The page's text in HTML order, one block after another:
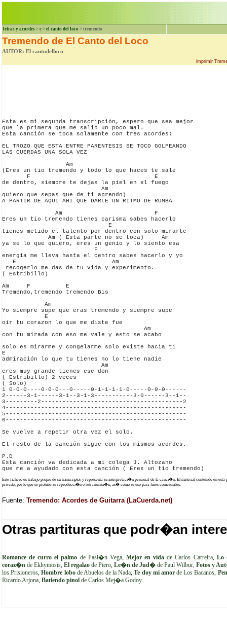
letras y acordes > c > el canto del loco > tremendo
Tremendo de El Canto del Loco
AUTOR: El cantodelloco
imprimir
Esta es mi segunda transcripción, espero que sea mejor
que la primera que me salió un poco mal.
Esta canción se toca solamente con tres acordes:
EL TROZO QUE ESTA ENTRE PARENTESIS SE TOCO GOLPEANDO
LAS CUERDAS UNA SOLA VEZ
                  Am
(Eres un tio tremendo y todo lo que haces te sale
       F                                   E
de dentro, siempre te dejas la piel en el fuego
                            Am
quiero que sepas que de ti aprendo)
A PARTIR DE AQUI AHI QUE DARLE UN RITMO DE RUMBA
               Am                          F
Eres un tio tremendo tienes carisma sabes hacerlo
                              E
tienes metido el talento por dentro con solo mirarte
             Am ( Esta parte no se toca)     Am
ya se lo que quiero, eres un genio y lo siento esa
                          F
energia me lleva hasta el centro sabes hacerlo y yo
   E                           Am
recogerlo me das de tu vida y experimento.
( Estribillo)
Am     F          E
Tremendo,tremendo tremendo Bis
            Am
Yo siempre supe que eras tremendo y siempre supe
            E
oir tu corazon lo que me diste fue
                                        Am
con tu mirada con eso me vale y esto se acabo
solo es mirarme y congelarme solo existe hacia ti
E
admiración lo que tu tienes no lo tiene nadie
                            Am
eres muy grande tienes ese don
( Estribillo) 2 veces
( Solo)
1 0-0-0----0-0-0---0-----0-1-1-1-1-0-----0-0-0------
2------3-1------3-1--3-1-3-----------3-0------3--1--
3---------2----------------------------------------2
4---------------------------------------------------
5---------------------------------------------------
6---------------------------------------------------
Se vuelve a repetir otra vez el solo.
El resto de la canción sigue con los mismos acordes.
P.D
Esta canción va dedicada a mi colega J. Altozano
Este fichero es trabajo propio de su transcriptor y representa su interpretaci�n personal de la canci�n. El material contenido en esta
privado, por lo que se prohibe su reproducci�n o retransmisi�n, as� como su uso para fines comerciales.
Fuente: Tremendo: Acordes de Guitarra (LaCuerda.net)
Otras partituras que podr�an
Romance de curro el palmo de Pasi�n Vega, Mejor en vida de Carlos Carreira, Lo
coraz�n de Ekhymosis, El regalao de Piero, Le�n de Jud� de Paul Wilbur, Fotos y
los Prisioneros,Hombre lobode Abuelos de la Nada,Te doy mi amorde Los Bacanos,
Ricardo Arjona, Batiendo pinol de Carlos Mej�a Godoy.